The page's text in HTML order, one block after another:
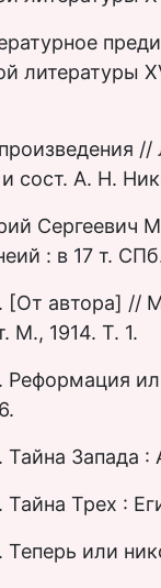
литературы
//
и сост. А. Н.
Сергеевич
: в 17 т.
автора] //
М., 1914. Т. 1.
Запада :
Трех :
или